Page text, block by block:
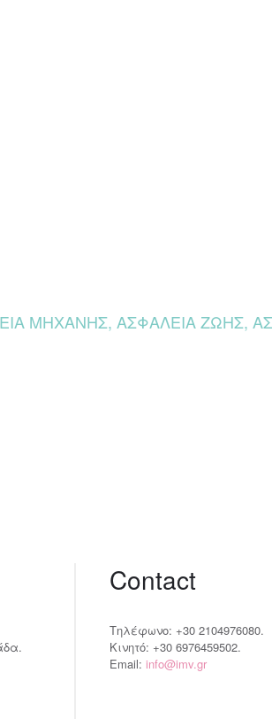
ΜΗΧΑΝΗΣ, ΑΣΦΑΛΕΙΑ ΖΩΗΣ,
Contact
Τηλέφωνο: +30 2104976080.
Κινητό: +30 6976459502.
Email: info@imv.gr